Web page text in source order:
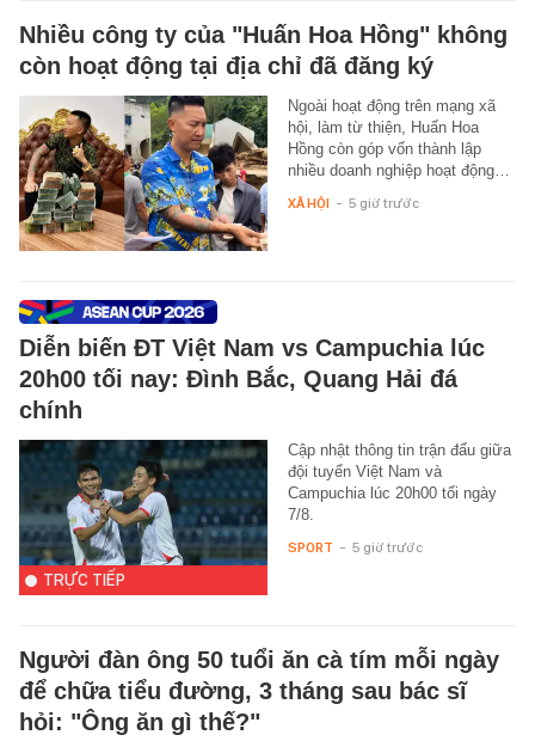
Nhiều công ty của "Huấn Hoa Hồng" không
còn hoạt động tại địa chỉ đã đăng ký
Ngoài hoạt động trên mạng xã
hội, làm từ thiện, Huấn Hoa
Hồng còn góp vốn thành lập
nhiều doanh nghiệp hoạt động…
XÃ HỘI - 5 giờ trước
Diễn biến ĐT Việt Nam vs Campuchia lúc
20h00 tối nay: Đình Bắc, Quang Hải đá
chính
TRỰC TIẾP
Cập nhật thông tin trận đấu giữa
đội tuyển Việt Nam và
Campuchia lúc 20h00 tối ngày
7/8.
SPORT - 5 giờ trước
Người đàn ông 50 tuổi ăn cà tím mỗi ngày
để chữa tiểu đường, 3 tháng sau bác sĩ
hỏi: "Ông ăn gì thế?"